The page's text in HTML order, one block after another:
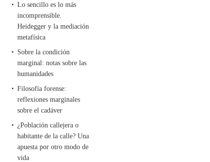
Lo sencillo es lo más
incomprensible.
Heidegger y la mediación
metafísica
Sobre la condición
marginal: notas sobre las
humanidades
Filosofía forense:
reflexiones marginales
sobre el cadáver
¿Población callejera o
habitante de la calle? Una
apuesta por otro modo de
vida